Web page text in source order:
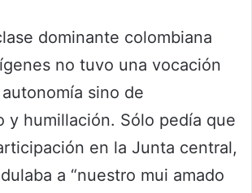
dominante colombiana
no tuvo una vocación
sino de
y humillación. Sólo pedía que
en la Junta central,
a “nuestro mui amado